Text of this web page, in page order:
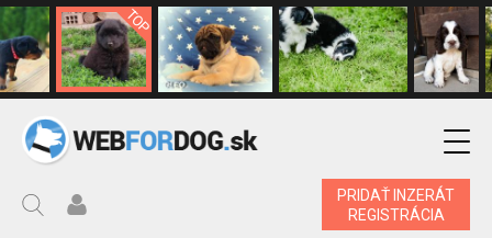
PRIDAŤ INZERÁT
REGISTRÁCIA